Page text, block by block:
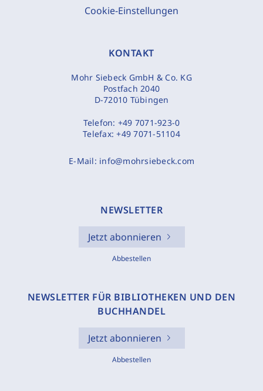
Cookie-Einstellungen
KONTAKT
Mohr Siebeck GmbH & Co. KG
Postfach 2040
D-72010 Tübingen
Telefon: +49 7071-923-0
Telefax:+49 7071-51104
E-Mail: info@mohrsiebeck.com
NEWSLETTER
Jetzt abonnieren
Abbestellen
NEWSLETTER FÜR BIBLIOTHEKEN UND DEN
BUCHHANDEL
Jetzt abonnieren
Abbestellen